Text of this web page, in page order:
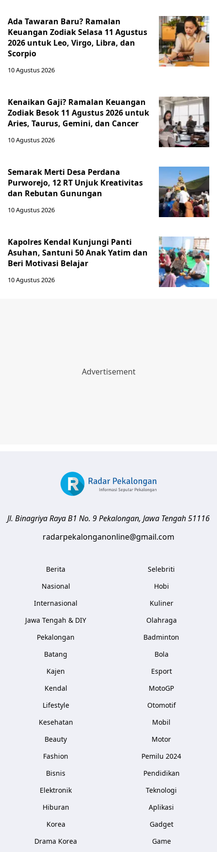
Ada Tawaran Baru? Ramalan
Keuangan Zodiak Selasa 11 Agustus
2026 untuk Leo, Virgo, Libra, dan
Scorpio
10 Agustus 2026
Kenaikan Gaji? Ramalan Keuangan
Zodiak Besok 11 Agustus 2026 untuk
Aries, Taurus, Gemini, dan Cancer
10 Agustus 2026
Semarak Merti Desa Perdana
Purworejo, 12 RT Unjuk Kreativitas
dan Rebutan Gunungan
10 Agustus 2026
Kapolres Kendal Kunjungi Panti
Asuhan, Santuni 50 Anak Yatim dan
Beri Motivasi Belajar
10 Agustus 2026
Jl. Binagriya Raya B1 No. 9Pekalongan, Jawa Tengah51116
radarpekalonganonline@gmail.com
Berita
Nasional
Internasional
Jawa Tengah & DIY
Pekalongan
Batang
Kajen
Kendal
Lifestyle
Kesehatan
Beauty
Fashion
Bisnis
Elektronik
Hiburan
Korea
Drama Korea
Selebriti
Hobi
Kuliner
Olahraga
Badminton
Bola
Esport
MotoGP
Otomotif
Mobil
Motor
Pemilu 2024
Pendidikan
Teknologi
Aplikasi
Gadget
Game